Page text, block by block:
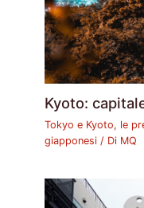
Kyoto:
Tokyo e Kyoto, le
giapponesi / Di MQ